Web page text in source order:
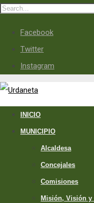
Facebook
Twitter
Instagram
INICIO
MUNICIPIO
Alcaldesa
Concejales
Comisiones
Misión, Visión y